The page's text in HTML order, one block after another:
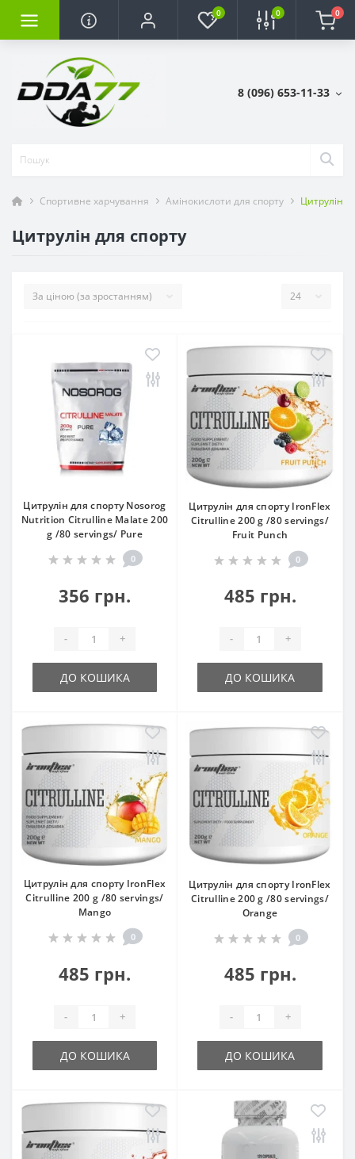
0 0 0
8 (096) 653-11-33
Спортивне харчування Амінокислоти для спорту Цитрулін
Цитрулін для спорту
Цитрулін для спорту Nosorog
Nutrition Citrulline Malate 200
g /80 servings/ Pure
0
356 грн.
- +
ДО КОШИКА
Цитрулін для спорту IronFlex
Citrulline 200 g /80 servings/
Fruit Punch
0
485 грн.
- +
ДО КОШИКА
Цитрулін для спорту IronFlex
Citrulline 200 g /80 servings/
Mango
0
485 грн.
- +
ДО КОШИКА
Цитрулін для спорту IronFlex
Citrulline 200 g /80 servings/
Orange
0
485 грн.
- +
ДО КОШИКА